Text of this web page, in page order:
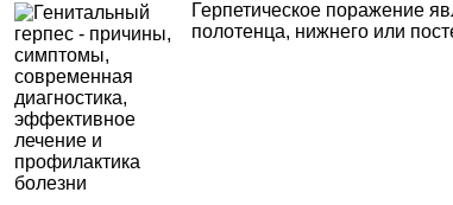
Герпетическое поражение
полотенца, нижнего или